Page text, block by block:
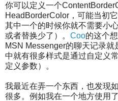
你可以定义一个
HeadBorderColor，可能当初
其中一个的时候你就不需要小
或者替换­少了）。 Coo的这个
MSN Messenger的聊天记录
中就有很多样式是通过自定义
定义参­数）。
我最近在弄一个东西，也发现
很多。例如我在一个地方使用